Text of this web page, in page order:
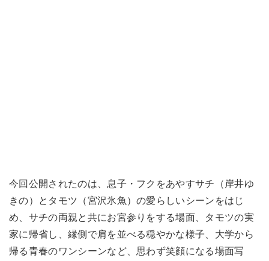
今回公開されたのは、息子・フクをあやすサチ（岸井ゆ
きの）とタモツ（宮沢氷魚）の愛らしいシーンをはじ
め、サチの両親と共にお宮参りをする場面、タモツの実
家に帰省し、縁側で肩を並べる穏やかな様子、大学から
帰る青春のワンシーンなど、思わず笑顔になる場面写